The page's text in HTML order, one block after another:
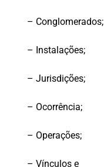
– Conglomerados;
– Instalações;
– Jurisdições;
– Ocorrência;
– Operações;
– Vínculos e